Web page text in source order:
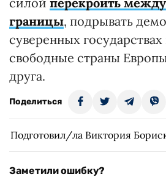
границы, подрывать
суверенных государствах
свободные страны
друга.
Поделиться
Подготовил/ла Виктория
Заметили ошибку?